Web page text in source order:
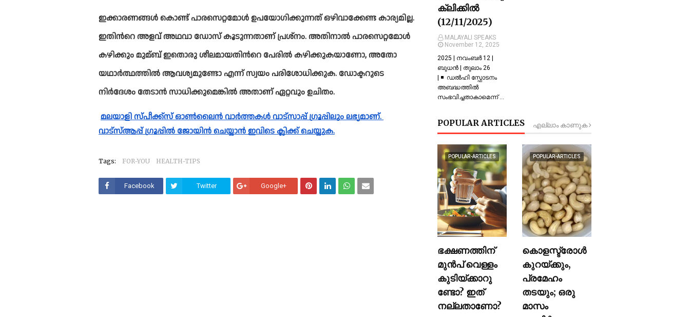
ഇക്കാരണങ്ങള്‍ കൊണ്ട് പാരസെറ്റമോള്‍ ഉപയോഗിക്കുന്നത് ഒഴിവാക്കേണ്ട കാര്യമില്ല.
ഇതിന്‍റെ അളവ് അഥവാ ഡോസ് കൂടുന്നതാണ് പ്രശ്നം. അതിനാല്‍ പാരസെറ്റമോള്‍
കഴിക്കും മുമ്ബ് ഇതൊരു ശീലമായതിന്‍റെ പേരില്‍ കഴിക്കുകയാണോ, അതോ
യഥാര്‍ത്ഥത്തില്‍ ആവശ്യമുണ്ടോ എന്ന് സ്വയം പരിശോധിക്കുക. ഡോക്ടറുടെ
നിര്‍ദേശം തേടാൻ സാധിക്കുമെങ്കില്‍ അതാണ് ഏറ്റവും ഉചിതം.
മലയാളി സ്പീക്ക്സ്‌ ഓൺലൈൻ വാർത്തകൾ വാട്സാപ്പ് ഗ്രൂപ്പിലും ലഭ്യമാണ്.
വാട്സ്ആപ്പ് ഗ്രൂപ്പിൽ ജോയിൻ ചെയ്യാൻ ഇവിടെ ക്ലിക്ക് ചെയ്യുക.
Tags: FOR-YOU HEALTH-TIPS
Facebook Twitter Google+
ക്ലിക്കിൽ
(12/11/2025)
MALAYALI SPEAKS
November 12, 2025
2025 | നവംബർ 12 |
ബുധൻ | തുലാം 26
| ◾ ഡല്‍ഹി സ്ഫോടനം
അബദ്ധത്തില്‍
സംഭവിച്ചതാകാമെന്ന് …
POPULAR ARTICLES എല്ലാം കാണുക
POPULAR-ARTICLES
ഭക്ഷണത്തിന്
മുന്‍പ് വെള്ളം
കുടിയ്ക്കാറു
ണ്ടോ? ഇത്
നല്ലതാണോ?
POPULAR-ARTICLES
കൊളസ്ട്രോള്‍
കുറയ്ക്കും,
പ്രമേഹം
തടയും; ഒരു
മാസം